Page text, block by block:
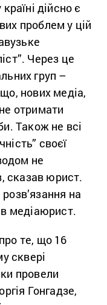
дійсно є
проблем у цій
Через це
груп –
нових медіа,
отримати
Також не всі
своєї
не
сказав юрист.
на
медіаюрист.
про те, що 16
сквері
провели
Гонгадзе,